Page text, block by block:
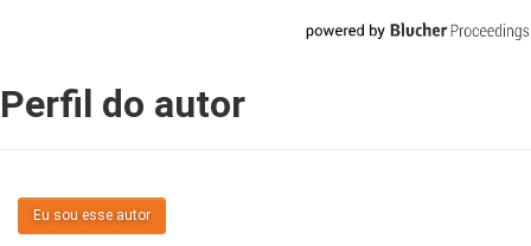
Perfil do autor
Eu sou esse autor